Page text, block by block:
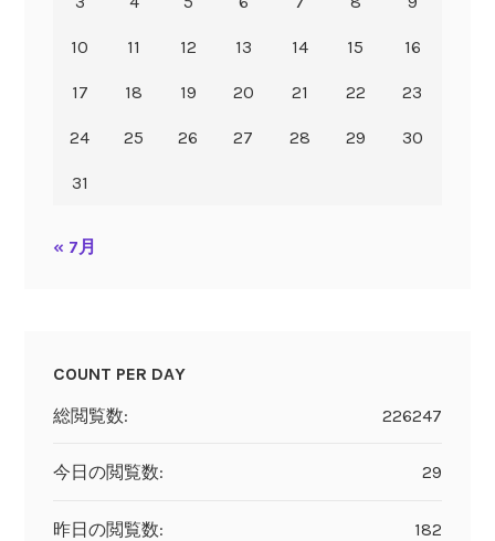
10 11 12 13 14 15 16
17 18 19 20 21 22 23
24 25 26 27 28 29 30
31
« 7月
COUNT PER DAY
226247
総閲覧数:
29
今日の閲覧数:
182
昨日の閲覧数: